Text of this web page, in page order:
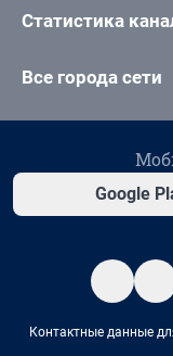
Статистика
Все города сети
Google
Контактные данные